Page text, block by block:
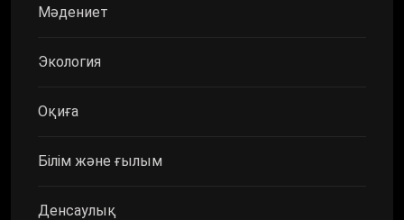
Мәдениет
Экология
Оқиға
Білім және ғылым
Денсаулық